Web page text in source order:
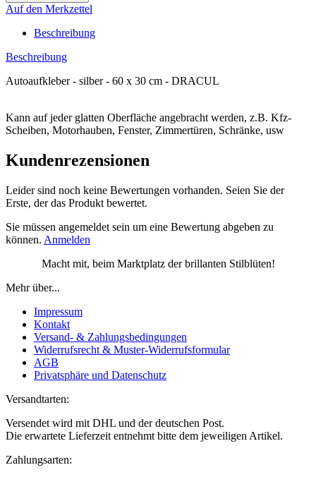
Auf den Merkzettel
Beschreibung
Beschreibung
Autoaufkleber - silber - 60 x 30 cm - DRACUL
Kann auf jeder glatten Oberfläche angebracht werden, z.B. Kfz-
Scheiben, Motorhauben, Fenster, Zimmertüren, Schränke, usw
Kundenrezensionen
Leider sind noch keine Bewertungen vorhanden. Seien Sie der
Erste, der das Produkt bewertet.
Sie müssen angemeldet sein um eine Bewertung abgeben zu
können. Anmelden
Macht mit, beim Marktplatz der brillanten Stilblüten!
Mehr über...
Impressum
Kontakt
Versand- & Zahlungsbedingungen
Widerrufsrecht & Muster-Widerrufsformular
AGB
Privatsphäre und Datenschutz
Versandtarten:
Versendet wird mit DHL und der deutschen Post.
Die erwartete Lieferzeit entnehmt bitte dem jeweiligen Artikel.
Zahlungsarten: